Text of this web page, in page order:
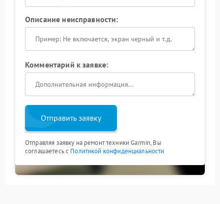
Описание неисправности:
Комментарий к заявке:
Отправить заявку
Отправляя заявку на ремонт техники Garmin, Вы
соглашаетесь с Политикой конфиденциальности